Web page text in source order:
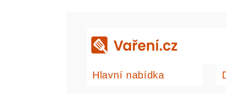
Hlavní nabídka